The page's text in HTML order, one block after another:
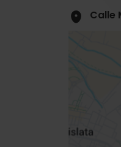
Calle
sidebar